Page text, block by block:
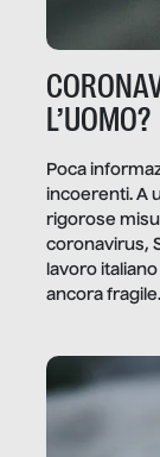
L’UOMO?
Poca
incoerenti. A
rigorose
coronavirus,
lavoro
ancora fragile.